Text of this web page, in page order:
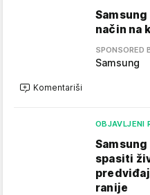
način na
SPONSORED
Samsung
Komentariši
OBJAVLJENI
spasiti
ranije